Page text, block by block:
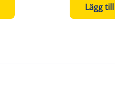
Lägg